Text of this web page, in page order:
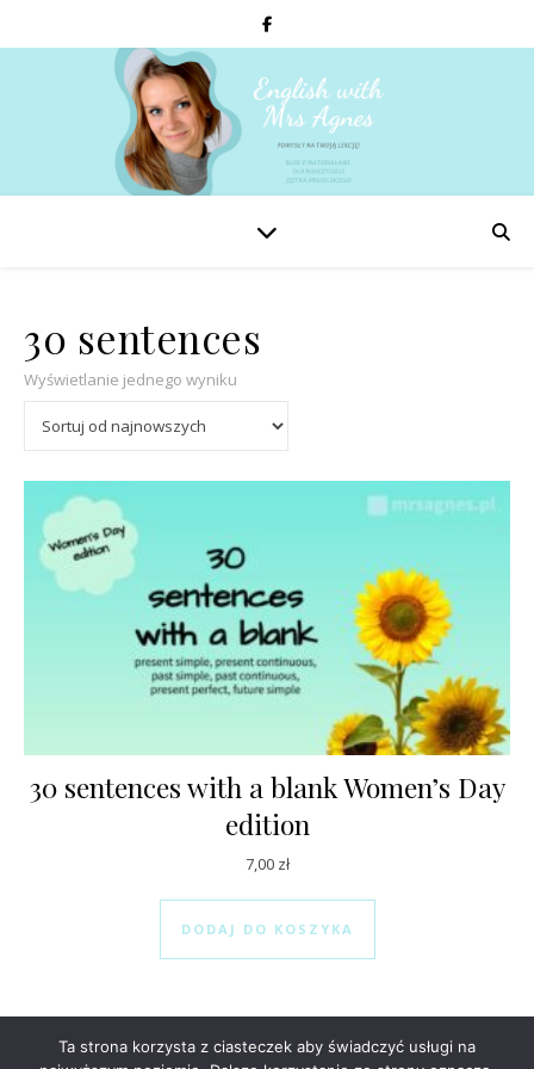
30 sentences
Wyświetlanie jednego wyniku
30 sentences with a blank Women’s Day
edition
7,00 zł
DODAJ DO KOSZYKA
Ta strona korzysta z ciasteczek aby świadczyć usługi na